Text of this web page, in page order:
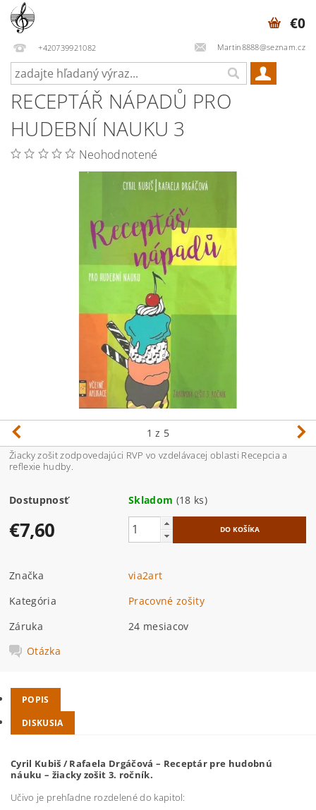
+420739921082 Martin8888@seznam.cz
€0
RECEPTÁŘ NÁPADŮ PRO
HUDEBNÍ NAUKU 3
Neohodnotené
1 z 5
Žiacky zošit zodpovedajúci RVP vo vzdelávacej oblasti Recepcia a
reflexie hudby.
Dostupnosť Skladom (18 ks)
€7,60
Značka
via2art
Kategória
Pracovné zošity
Záruka
24 mesiacov
Otázka
POPIS
DISKUSIA
Cyril Kubiš / Rafaela Drgáčová – Receptár pre hudobnú
náuku – žiacky zošit 3. ročník.
Učivo je prehľadne rozdelené do kapitol: